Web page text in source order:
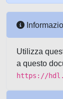
Utilizza
a questo
https://